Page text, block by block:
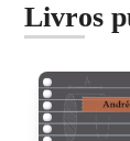
Livros